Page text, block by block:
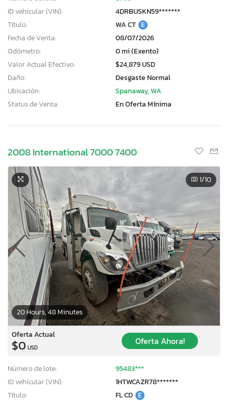
ID vehicular (VIN):
4DRBUSKN59*******
Título:
WA CT E
Fecha de Venta:
08/07/2026
Odómetro:
0 mi (Exento)
Valor Actual Efectivo:
$24,879 USD
Daño:
Desgaste Normal
Ubicación:
Spanaway, WA
Status de Venta:
En Oferta Mínima
2008 International 7000 7400
20 Hours, 48 Minutes
1/10
Oferta Actual
$0 USD
Oferta Ahora!
Número de lote:
95483***
ID vehicular (VIN):
1HTWCAZR78*******
Título:
FL CD E